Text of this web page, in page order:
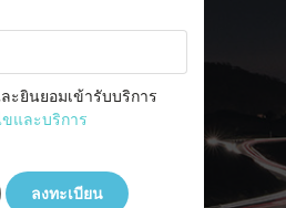
ะยินยอมเข้ารับบริการ
ขและบริการ
ลงทะเบียน